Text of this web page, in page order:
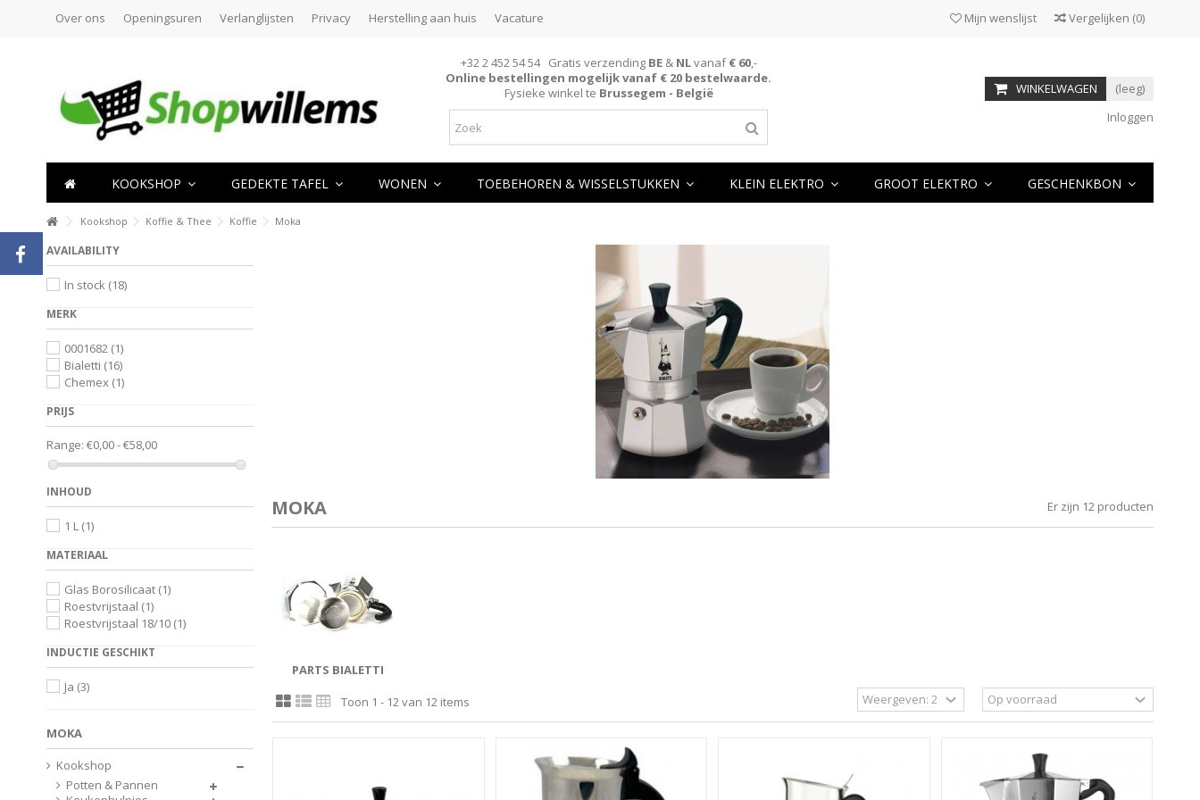
Over ons Openingsuren Verlanglijsten Privacy Herstelling aan huis Vacature Vergelijken (0)
Mijn wenslijst
+32 2 452 54 54 Gratis verzending BE& NLvanaf€ 60,-
Online bestellingen mogelijk vanaf € 20 bestelwaarde.
Fysieke winkel te Brussegem - België WINKELWAGEN
(leeg)
Inloggen
KOOKSHOP GEDEKTE TAFEL WONEN TOEBEHOREN & WISSELSTUKKEN KLEIN ELEKTRO GROOT ELEKTRO GESCHENKBON
Kookshop Koffie & Thee Koffie Moka
MOKA Er zijn 12 producten
PARTS BIALETTI
Toon 1 - 12 van 12 items
AVAILABILITY
In stock (18)
MERK
0001682 (1)
Bialetti (16)
Chemex (1)
PRIJS
Range: €0,00 - €58,00
INHOUD
1 L (1)
MATERIAAL
Glas Borosilicaat (1)
Roestvrijstaal (1)
Roestvrijstaal 18/10 (1)
INDUCTIE GESCHIKT
Ja (3)
MOKA
Kookshop
Potten & Pannen